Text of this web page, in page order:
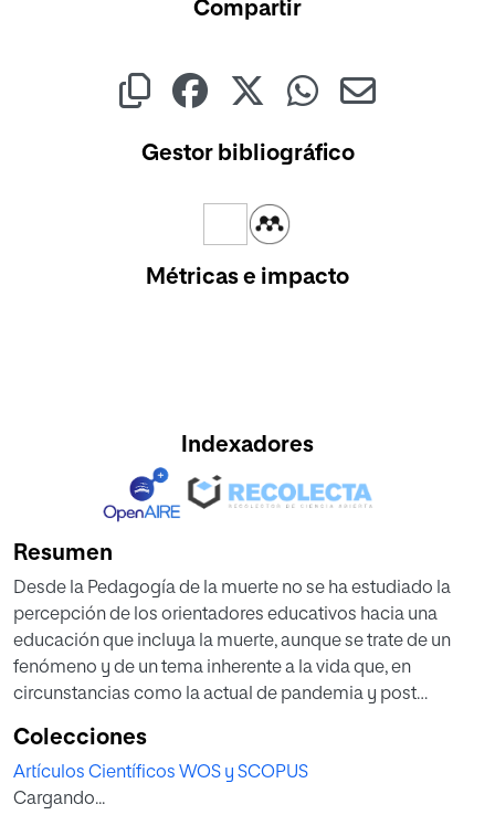
Compartir
Gestor bibliográfico
Métricas e impacto
Indexadores
Resumen
Desde la Pedagogía de la muerte no se ha estudiado la
percepción de los orientadores educativos hacia una
educación que incluya la muerte, aunque se trate de un
fenómeno y de un tema inherente a la vida que, en
circunstancias como la actual de pandemia y post
y colectiva. El objetivo del estudio es conocer las
percepciones de los orientadores sobre una educación
que incluya la muerte. El diseño es cualitativo descriptivo.
Colecciones
Artículos Científicos WOS y SCOPUS
Cargando...